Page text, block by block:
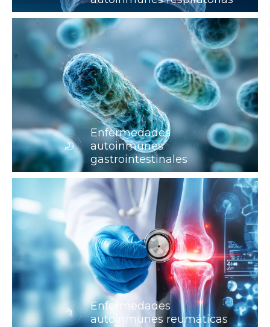
Enfermedades
autoinmunes
gastrointestinales
Enfermedades
autoinmunes reumáticas